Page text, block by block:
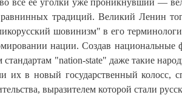
все её уголки уже проникнувший —
традиций. Великий Ленин
шовинизм" в его
нации. Создав национальные
"nation-state" даже такие
их в новый государственный колосс,
выразителем которой стали